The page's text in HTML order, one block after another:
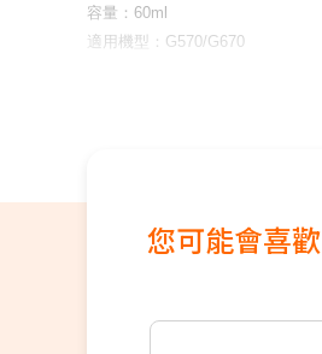
容量：60ml
適用機型：G570/G670
您可能會喜歡